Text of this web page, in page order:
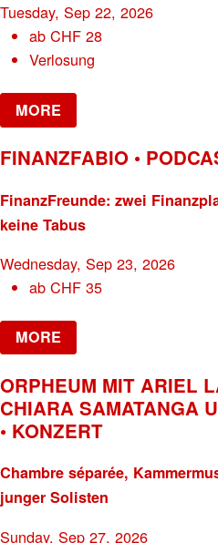
Tuesday, Sep 22, 2026
abCHF 28
Verlosung
MORE
FINANZFABIO •
FinanzFreunde: zwei
keine Tabus
Wednesday, Sep 23, 2026
abCHF 35
MORE
ORPHEUM MIT ARIEL
CHIARA SAMATANGA
• KONZERT
Chambre séparée,
junger Solisten
Sunday, Sep 27, 2026